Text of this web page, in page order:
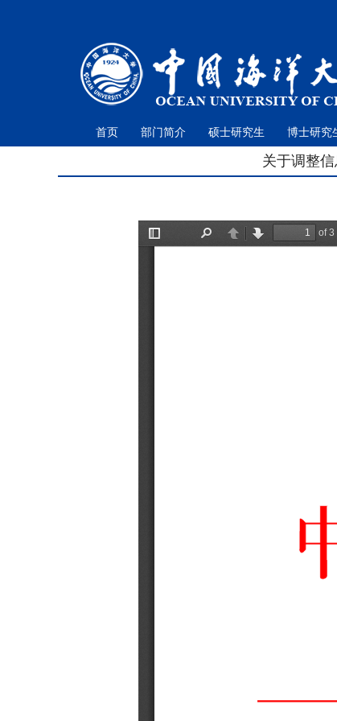
首页 部门简介 硕士研究生 博士研究
关于调整